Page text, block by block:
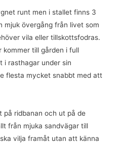
runt men i stallet finns 3
mjuk övergång från livet som
vila eller tillskottsfodras.
kommer till gården i full
i rasthagar under sin
flesta mycket snabbt med att
på ridbanan och ut på de
från mjuka sandvägar till
vilja framåt utan att känna